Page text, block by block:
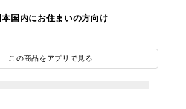
本国内にお住まいの方向け
この商品をアプリで見る